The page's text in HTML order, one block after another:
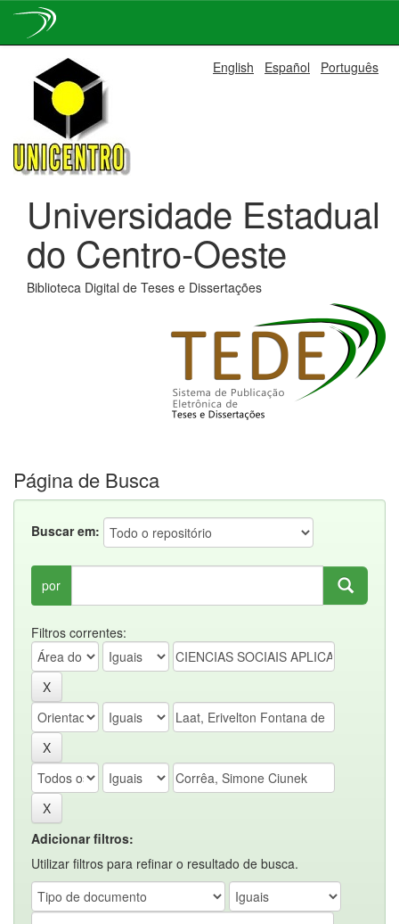
navigation
English Español Português
Universidade Estadual
do Centro-Oeste
Biblioteca Digital de Teses e Dissertações
Página de Busca
Buscar em:
por
Filtros correntes:
Adicionar filtros:
Utilizar filtros para refinar o resultado de busca.